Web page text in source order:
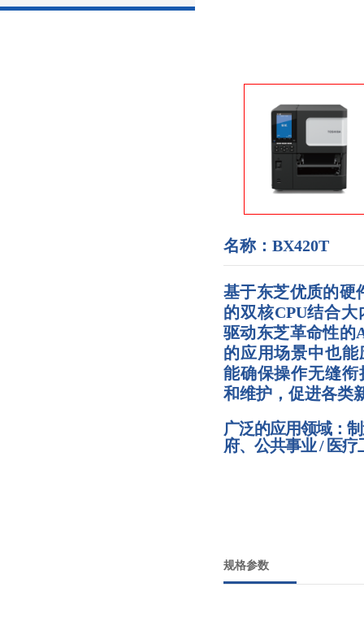
名称：BX420T
基于东芝优质的硬
的双核CPU结合
驱动东芝革命性的
的应用场景中也
能确保操作无缝
和维护，促进各类
广泛的应用领域：
府、公共事业 / 医疗
规格参数